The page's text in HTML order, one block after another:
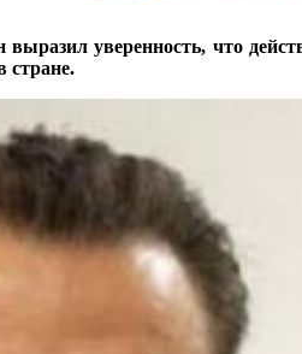
выразил уверенность, что
стране.